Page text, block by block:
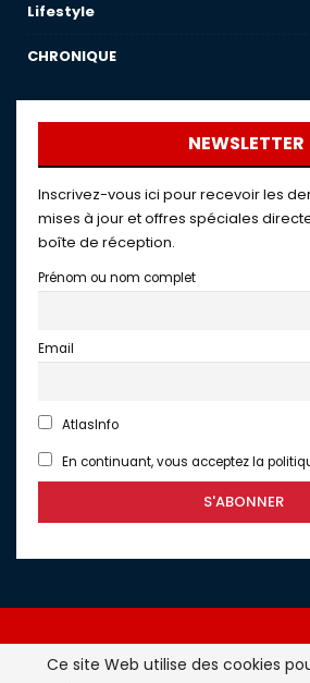
Lifestyle
CHRONIQUE
NEWSLETTER
Inscrivez-vous ici pour recevoir les
mises à jour et offres spéciales
boîte de réception.
Prénom ou nom complet
Email
AtlasInfo
En continuant, vous acceptez la
Ce site Web utilise des cookies